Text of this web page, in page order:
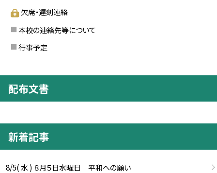
欠席・遅刻連絡
本校の連絡先等について
行事予定
配布文書
新着記事
8/5( 水 ) ８月５日水曜日 平和への願い